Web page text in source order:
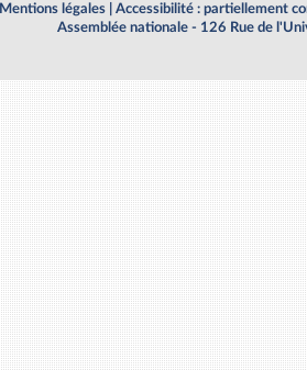
Mentions légales
Accessibilité : partiellement
Assemblée nationale - 126 Rue de